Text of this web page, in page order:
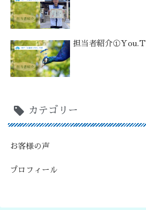
担当者紹介①You.T
カテゴリー
お客様の声
プロフィール